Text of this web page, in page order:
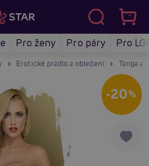
Pro ženy Pro páry Pro
Erotické prádlo a oblečení Tanga a
-20%